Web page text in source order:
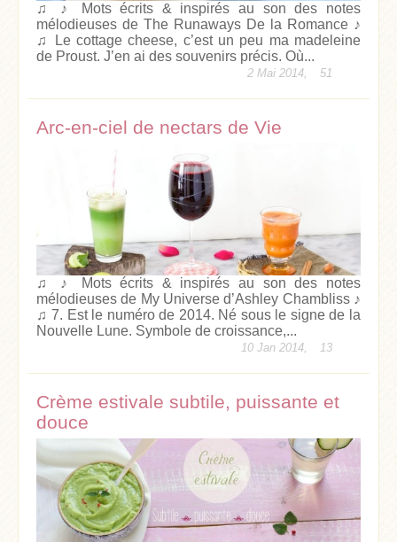
♫ ♪ Mots écrits & inspirés au son des notes
mélodieuses de The Runaways De la Romance ♪
♫ Le cottage cheese, c’est un peu ma madeleine
de Proust. J’en ai des souvenirs précis. Où...
2 Mai 2014, 51
Arc-en-ciel de nectars de Vie
♫ ♪ Mots écrits & inspirés au son des notes
mélodieuses de My Universe d’Ashley Chambliss ♪
♫ 7. Est le numéro de 2014. Né sous le signe de la
Nouvelle Lune. Symbole de croissance,...
10 Jan 2014, 13
Crème estivale subtile, puissante et
douce